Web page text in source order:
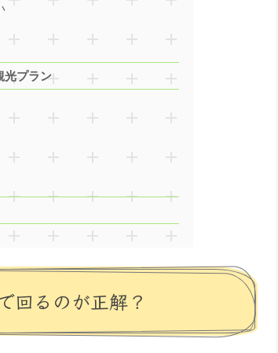
光プラン
回るのが正解？